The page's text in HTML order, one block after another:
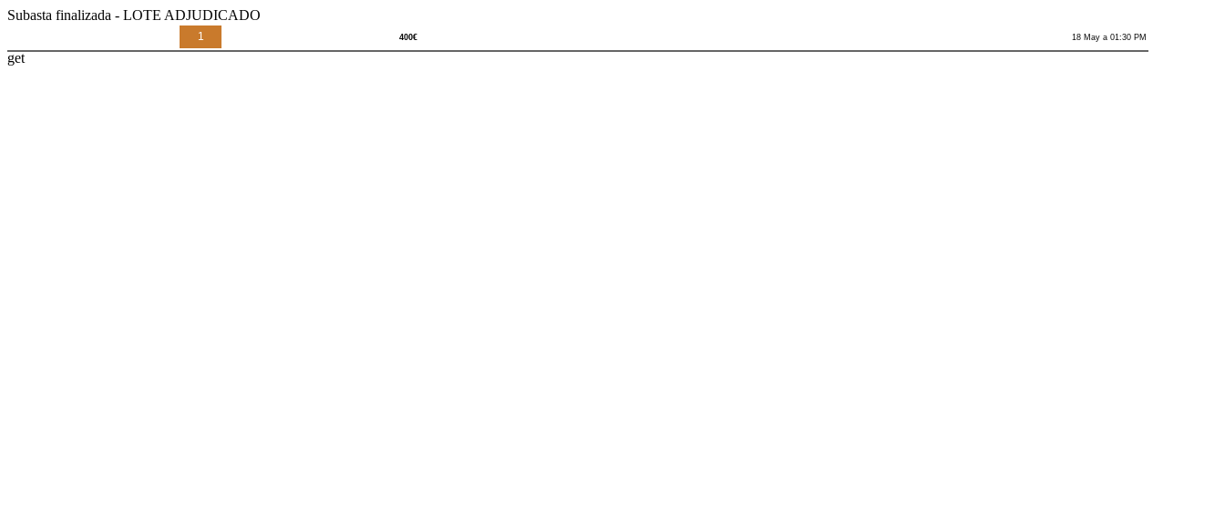
Subasta finalizada - LOTE ADJUDICADO
1
get